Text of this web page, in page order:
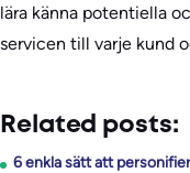
lära känna potentiella
servicen till varje kund
Related posts:
6 enkla sätt att